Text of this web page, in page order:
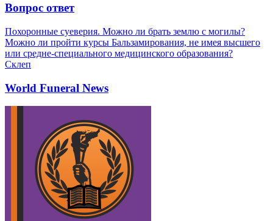
Вопрос ответ
Похоронные суеверия. Можно ли брать землю с могилы?
Можно ли пройти курсы Бальзамирования, не имея высшего
или средне-специального медицинского образования?
Склеп
World Funeral News